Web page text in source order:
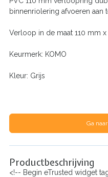
binnenriolering afvoeren aan
Verloop in de maat 110 mm x
Keurmerk: KOMO
Kleur: Grijs
Ga
Productbeschrijving
<!-- Begin eTrusted widget